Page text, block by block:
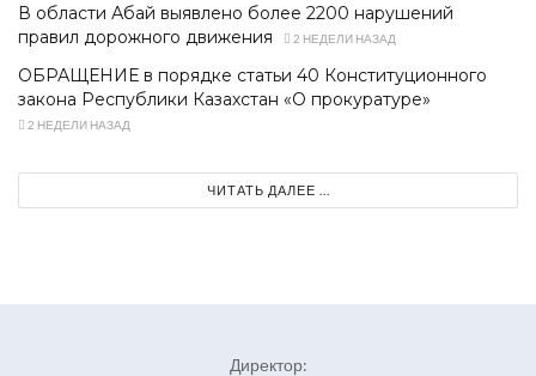
В области Абай выявлено более 2200 нарушений
правил дорожного движения
2 НЕДЕЛИ НАЗАД
ОБРАЩЕНИЕ в порядке статьи 40 Конституционного
закона Республики Казахстан «О прокуратуре»
2 НЕДЕЛИ НАЗАД
ЧИТАТЬ ДАЛЕЕ ...
Директор: